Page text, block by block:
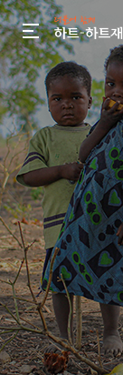
gnb menu open
인기 키워드
#정기후원#하